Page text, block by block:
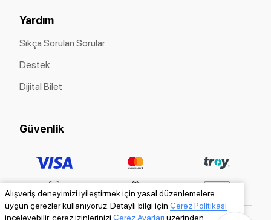
Alışveriş deneyimizi iyileştirmek için yasal düzenlemelere
uygun çerezler kullanıyoruz. Detaylı bilgi için Çerez Politikası
inceleyebilir, çerez izinlerinizi Çerez Ayarları üzerinden
Yardım
Sıkça Sorulan Sorular
Destek
Dijital Bilet
Güvenlik